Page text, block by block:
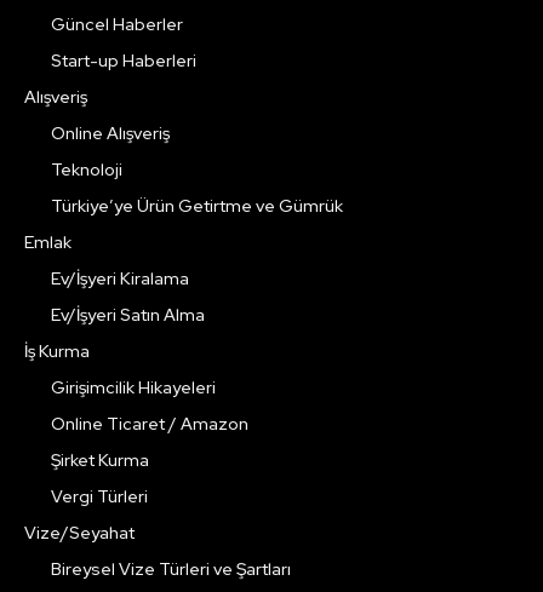
Güncel Haberler
Start-up Haberleri
Alışveriş
Online Alışveriş
Teknoloji
Türkiye’ye Ürün Getirtme ve Gümrük
Emlak
Ev/İşyeri Kiralama
Ev/İşyeri Satın Alma
İş Kurma
Girişimcilik Hikayeleri
Online Ticaret / Amazon
Şirket Kurma
Vergi Türleri
Vize/Seyahat
Bireysel Vize Türleri ve Şartları